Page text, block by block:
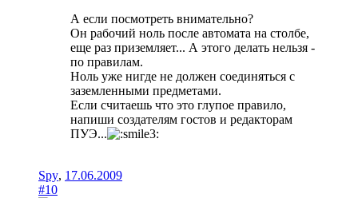
А если посмотреть внимательно?
Он рабочий ноль после автомата на столбе,
еще раз приземляет... А этого делать нельзя -
по правилам.
Ноль уже нигде не должен соединяться с
заземленными предметами.
Если считаешь что это глупое правило,
напиши создателям гостов и редакторам
ПУЭ...
Spy, 17.06.2009
#10